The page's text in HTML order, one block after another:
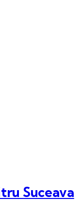
Suceava